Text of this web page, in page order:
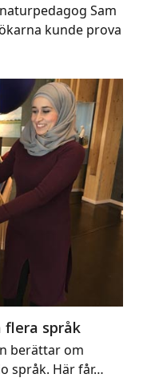
Sam
kunde prova
språk
berättar om
språk. Här får…